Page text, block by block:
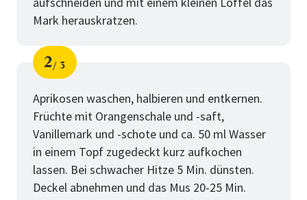
Mark herauskratzen.
Schritt
2
von
3
Aprikosen waschen, halbieren und entkernen.
Früchte mit Orangenschale und -saft,
Vanillemark und -schote und ca. 50 ml Wasser
in einem Topf zugedeckt kurz aufkochen
lassen. Bei schwacher Hitze 5 Min. dünsten.
Deckel abnehmen und das Mus 20-25 Min.